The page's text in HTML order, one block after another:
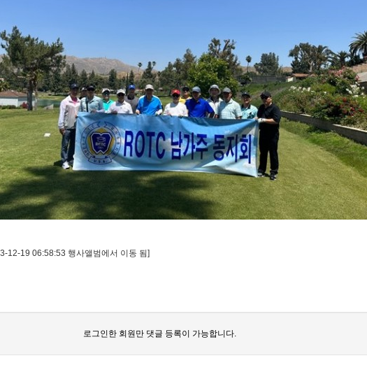
12-19 06:58:53 행사앨범에서 이동 됨]
로그인한 회원만 댓글 등록이 가능합니다.